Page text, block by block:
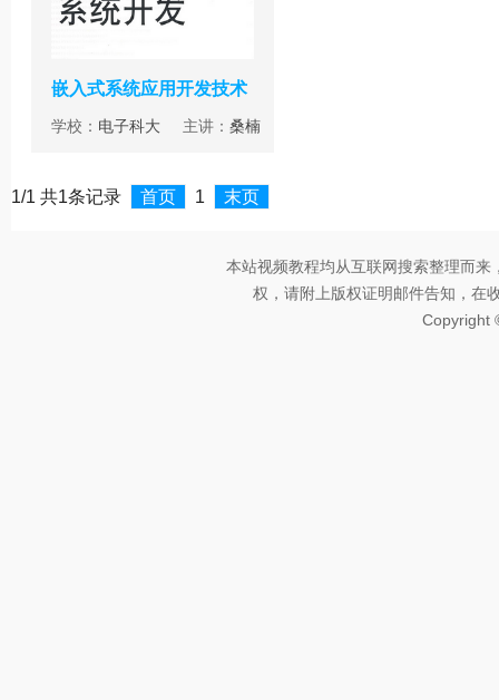
嵌入式系统应用开发技术
学校： 电子科大 主讲： 桑楠
1/1 共1条记录 首页 1 末页
本站视频教程均从互联网搜索整理而
权，请附上版权证明邮件告知，在
Copyright